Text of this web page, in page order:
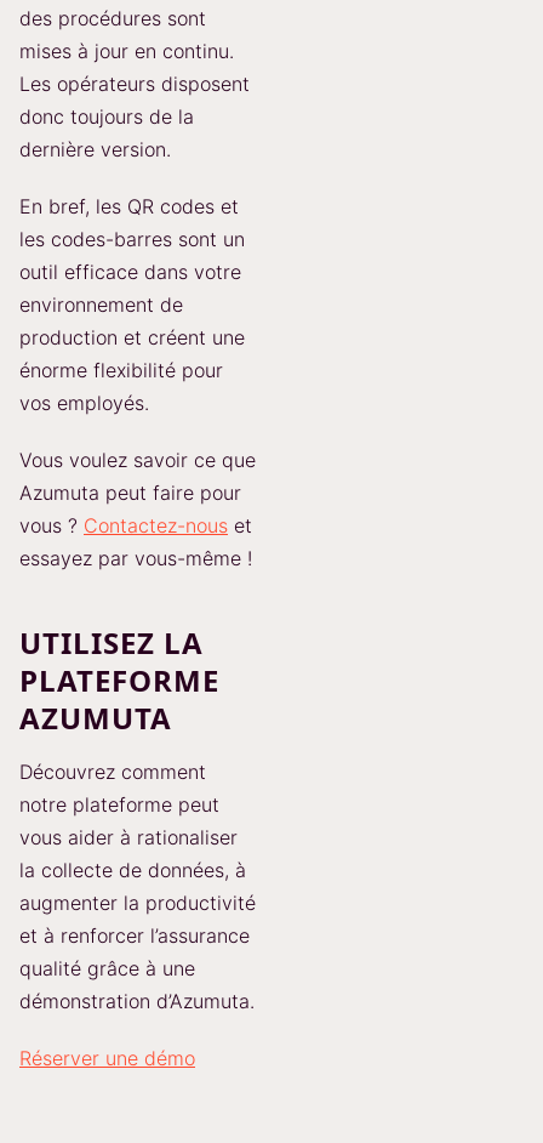
des procédures sont
mises à jour en continu.
Les opérateurs disposent
donc toujours de la
dernière version.
En bref, les QR codes et
les codes-barres sont un
outil efficace dans votre
environnement de
production et créent une
énorme flexibilité pour
vos employés.
Vous voulez savoir ce que
Azumuta peut faire pour
vous ? Contactez-nous et
essayez par vous-même !
UTILISEZ LA
PLATEFORME
AZUMUTA
Découvrez comment
notre plateforme peut
vous aider à rationaliser
la collecte de données, à
augmenter la productivité
et à renforcer l’assurance
qualité grâce à une
démonstration d’Azumuta.
Réserver une démo